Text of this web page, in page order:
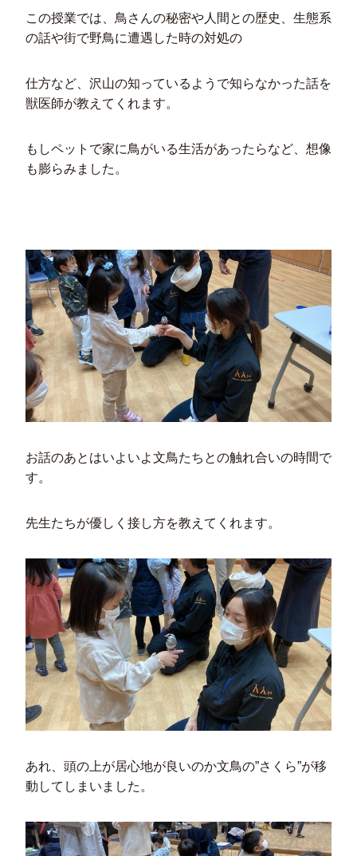
この授業では、鳥さんの秘密や人間との歴史、生態系
の話や街で野鳥に遭遇した時の対処の
仕方など、沢山の知っているようで知らなかった話を
獣医師が教えてくれます。
もしペットで家に鳥がいる生活があったらなど、想像
も膨らみました。
お話のあとはいよいよ文鳥たちとの触れ合いの時間で
す。
先生たちが優しく接し方を教えてくれます。
あれ、頭の上が居心地が良いのか文鳥の”さくら”が移
動してしまいました。